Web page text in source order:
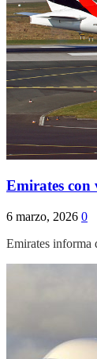
Emirates con
6 marzo, 2026 0
Emirates informa